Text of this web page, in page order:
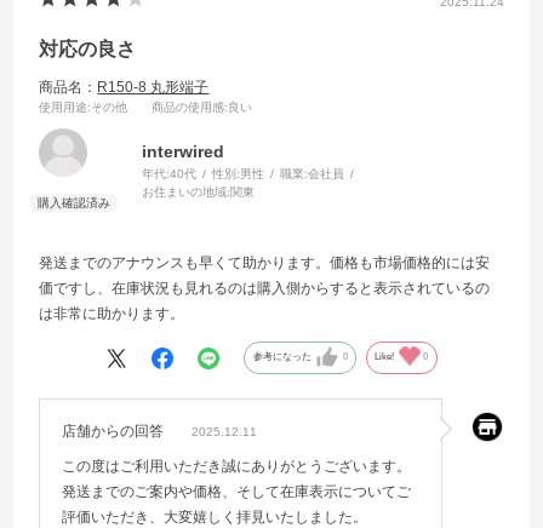
対応の良さ
商品名： R150-8 丸形端子
使用用途:その他 商品の使用感:良い
interwired
年代:40代 性別:男性 職業:会社員
お住まいの地域:関東
発送までのアナウンスも早くて助かります。価格も市場価格的には安
価ですし、在庫状況も見れるのは購入側からすると表示されているの
は非常に助かります。
参考になった 0 Like! 0
店舗からの回答 2025.12.11
この度はご利用いただき誠にありがとうございます。
発送までのご案内や価格、そして在庫表示についてご
評価いただき、大変嬉しく拝見いたしました。